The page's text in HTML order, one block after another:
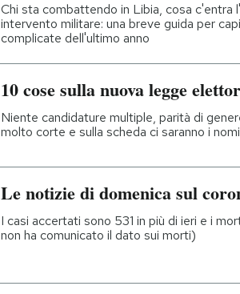
Chi sta combattendo in Libia, cosa c'entra
intervento militare: una breve guida per
complicate dell'ultimo anno
10 cose sulla nuova legge
Niente candidature multiple, parità di
molto corte e sulla scheda ci saranno i
Le notizie di domenica sul
I casi accertati sono 531 in più di ieri e i
non ha comunicato il dato sui morti)